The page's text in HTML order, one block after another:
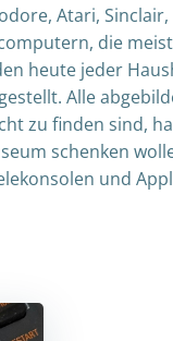
Atari, Sinclair,
die
heute jeder
Alle
zu finden sind,
schenken
und